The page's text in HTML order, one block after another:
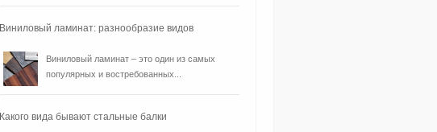
Виниловый ламинат: разнообразие видов
Виниловый ламинат – это один из самых
популярных и востребованных...
Какого вида бывают стальные балки